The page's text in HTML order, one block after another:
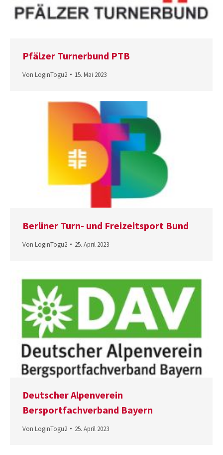
Pfälzer Turnerbund PTB
Von LoginTogu2 15. Mai 2023
Berliner Turn- und Freizeitsport Bund
Von LoginTogu2 25. April 2023
Deutscher Alpenverein
Bersportfachverband Bayern
Von LoginTogu2 25. April 2023